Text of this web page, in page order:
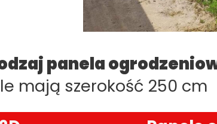
panela
mają szerokość 250 cm